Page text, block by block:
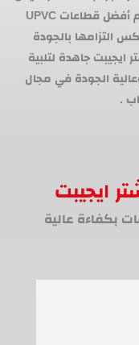
الحصيرة والهاندريل. تتميز الشركة بتقديم أفضل قطاعات UPVC
التزامها بالجودة
ايجيبت جاهدة لتلبية
الجودة في مجال
.
ايجيبت
بكفاءة عالية